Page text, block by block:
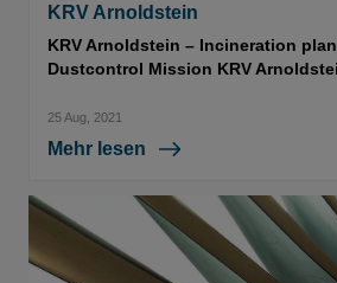
KRV Arnoldstein
KRV Arnoldstein – Incineration
Dustcontrol Mission KRV
25 Aug, 2021
Mehr lesen